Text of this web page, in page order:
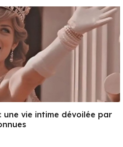
une vie intime dévoilée par